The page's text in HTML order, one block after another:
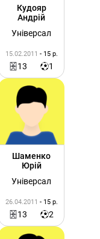
Кудояр
Андрій
Універсал
15.02.2011 - 15 р.
13 1
Шаменко
Юрій
Універсал
26.04.2011 - 15 р.
13 2